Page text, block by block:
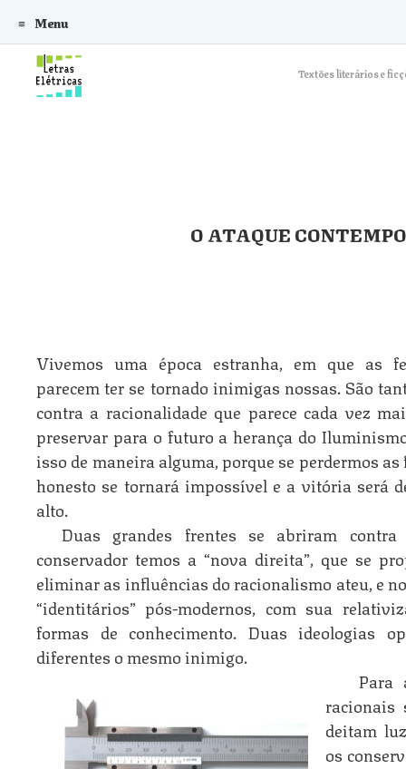
Textões literários e
Menu
Skip to content
O ATAQUE
Vivemos uma época estranha, em que as
parecem ter se tornado inimigas nossas. São
contra a racionalidade que parece cada vez
preservar para o futuro a herança do
isso de maneira alguma, porque se perdermos
honesto se tornará impossível e a vitória será
alto.
Duas grandes frentes se abriram
conservador temos a “nova direita”, que se
eliminar as influências do racionalismo ateu, e
“identitários” pós-modernos, com sua
formas de conhecimento. Duas ideologias
diferentes o mesmo inimigo.
Para
racionais
deitam
os